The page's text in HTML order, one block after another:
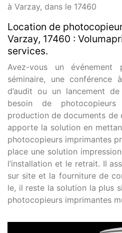
à Varzay, dans le 17460
Location de
Varzay, 17460 :
services.
Avez-vous un
séminaire, une conférence
d’audit ou un lancement
besoin de
production de documents de
apporte la solution en
photocopieurs imprimantes
place une solution
l’installation et le retrait. Il
sur site et la fourniture de
le, il reste la solution la plus
photocopieurs imprimantes